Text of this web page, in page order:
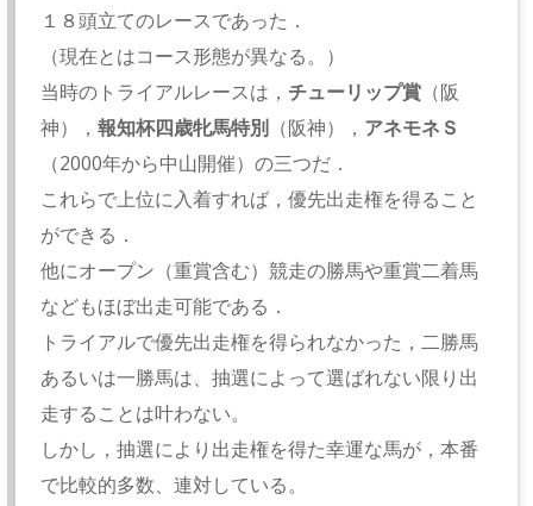
１８頭立てのレースであった．
（現在とはコース形態が異なる。）
当時のトライアルレースは，チューリップ賞 （阪
神），報知杯四歳牝馬特別 （阪神）， アネモネＳ
（2000年から中山開催）の三つだ．
これらで上位に入着すれば，優先出走権を得ること
ができる．
他にオープン（重賞含む）競走の勝馬や重賞二着馬
などもほぼ出走可能である．
トライアルで優先出走権を得られなかった，二勝馬
あるいは一勝馬は、抽選によって選ばれない限り出
走することは叶わない。
しかし，抽選により出走権を得た幸運な馬が，本番
で比較的多数、連対している。